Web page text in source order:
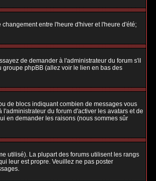
entre l'heure d'hiver et l'heure d'été;
de demander à l'administrateur du forum s'il
phpBB (allez voir le lien en bas des
de blocs indiquant combien de messages vous
du forum d'activer les avatars et de
en demander les raisons (nous sommes sûr
utilisé). La plupart des forums utilisent les rangs
leur est propre. Veuillez ne pas poster